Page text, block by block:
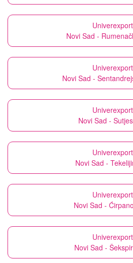
Univerexport
Novi Sad -
Univerexport
Novi Sad -
Univerexport
Novi Sad -
Univerexport
Novi Sad -
Univerexport
Novi Sad -
Univerexport
Novi Sad -